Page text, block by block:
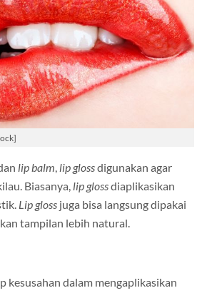
lip balm, lip glossdigunakan agar
Biasanya, lip glossdiaplikasikan
Lip gloss juga bisa langsung dipakai
tampilan lebih natural.
kesusahan dalam mengaplikasikan